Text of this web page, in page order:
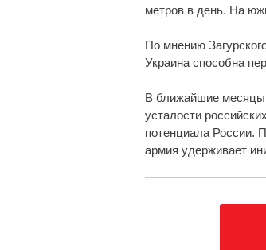
метров в день. На
По мнению
Украина способна
В ближайшие месяцы
усталости
потенциала России.
армия удерживает